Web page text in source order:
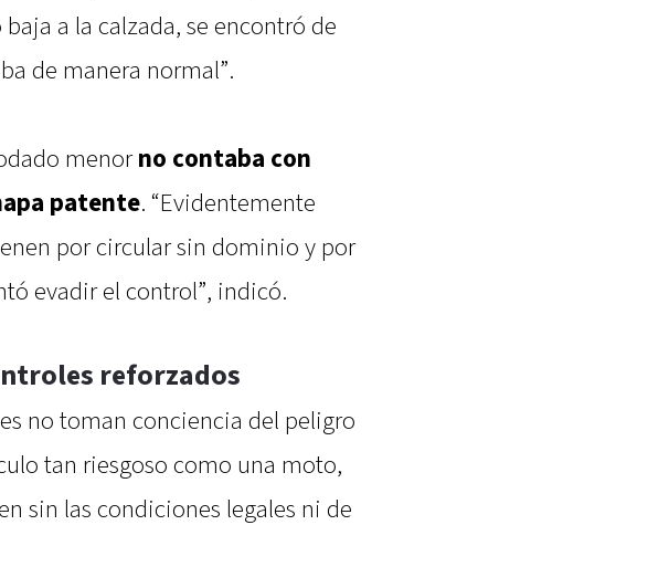
a la calzada, se encontró de
de manera normal”.
menorno contaba con
patente. “Evidentemente
por circular sin dominio y por
evadir el control”, indicó.
reforzados
no toman conciencia del peligro
tan riesgoso como una moto,
sin las condiciones legales ni de